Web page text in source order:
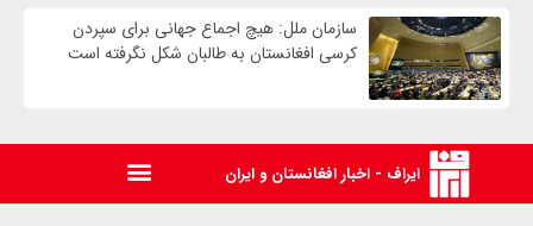
سازمان ملل: هیچ اجماع جهانی برای سپردن
کرسی افغانستان به طالبان شکل نگرفته است
ایراف - اخبار افغانستان و ایران